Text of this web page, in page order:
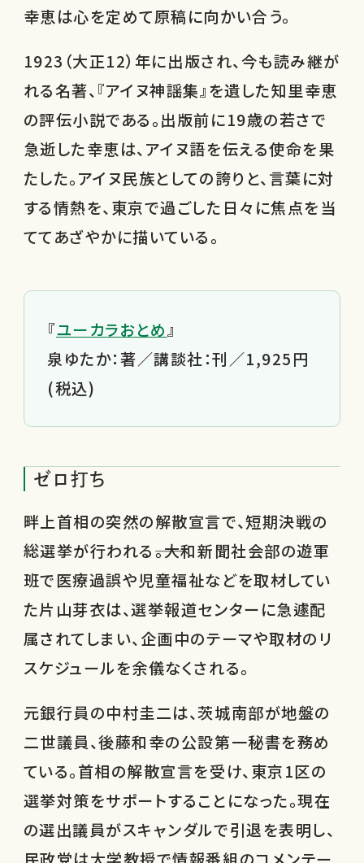
幸恵は心を定めて原稿に向かい合う。
1923（大正12）年に出版され、今も読み継が
れる名著、『アイヌ神謡集』を遺した知里幸恵
の評伝小説である。出版前に19歳の若さで
急逝した幸恵は、アイヌ語を伝える使命を果
たした。アイヌ民族としての誇りと、言葉に対
する情熱を、東京で過ごした日々に焦点を当
ててあざやかに描いている。
『ユーカラおとめ』
泉ゆたか：著／講談社：刊／1,925円
(税込)
ゼロ打ち
畔上首相の突然の解散宣言で、短期決戦の
総選挙が行われる――。大和新聞社会部の遊軍
班で医療過誤や児童福祉などを取材してい
た片山芽衣は、選挙報道センターに急遽配
属されてしまい、企画中のテーマや取材のリ
スケジュールを余儀なくされる。
元銀行員の中村圭二は、茨城南部が地盤の
二世議員、後藤和幸の公設第一秘書を務め
ている。首相の解散宣言を受け、東京1区の
選挙対策をサポートすることになった。現在
の選出議員がスキャンダルで引退を表明し、